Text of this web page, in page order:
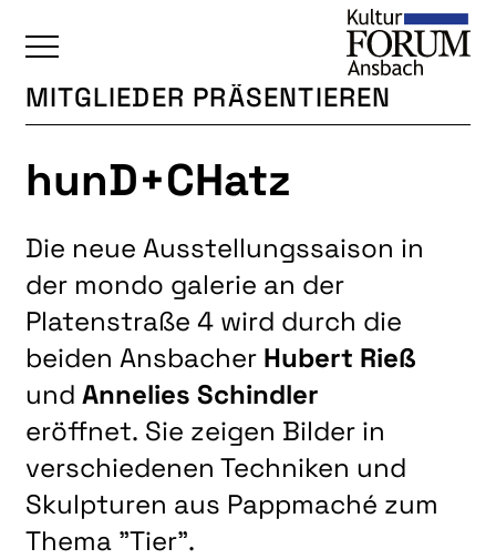
ÜBERSICHT
KALENDER
BAUKULTUR
BILDENDE KUNST
FOTOGRUPPE
INTERKULTUR
JUNGE KUNSTSCHULE
KUNSTREISEN
LITERATUR
MUSIK
MITGLIEDER PRÄSENTIEREN
hunD+CHatz
Die neue Ausstellungssaison in
der mondo galerie an der
Platenstraße 4 wird durch die
beiden Ansbacher Hubert Rieß
und Annelies Schindler
eröffnet. Sie zeigen Bilder in
verschiedenen Techniken und
Skulpturen aus Pappmaché zum
Thema "Tier".